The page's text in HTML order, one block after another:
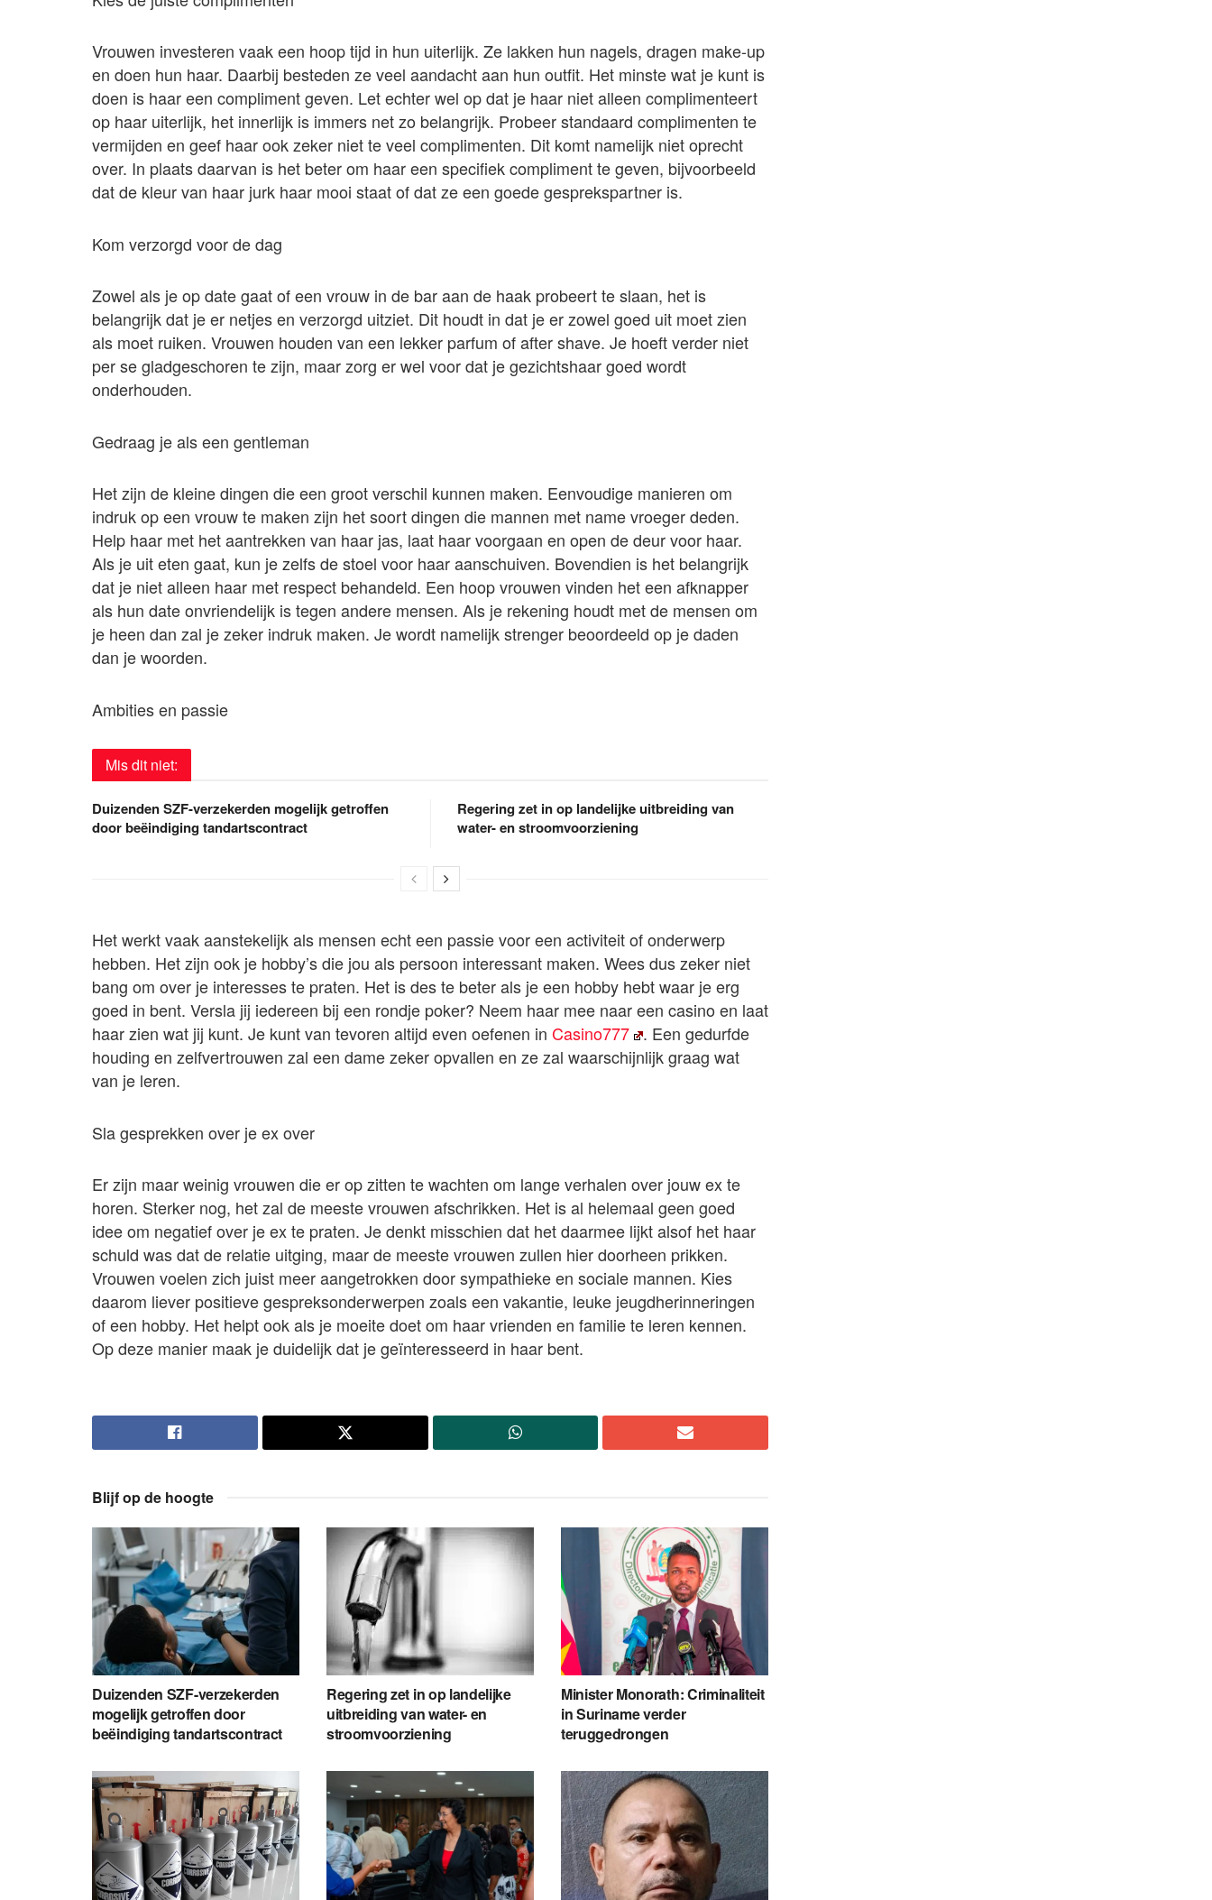
Vrouwen investeren vaak een hoop tijd in hun uiterlijk. Ze lakken hun nagels, dragen make-up
en doen hun haar. Daarbij besteden ze veel aandacht aan hun outfit. Het minste wat je kunt is
doen is haar een compliment geven. Let echter wel op dat je haar niet alleen complimenteert
op haar uiterlijk, het innerlijk is immers net zo belangrijk. Probeer standaard complimenten te
vermijden en geef haar ook zeker niet te veel complimenten. Dit komt namelijk niet oprecht
over. In plaats daarvan is het beter om haar een specifiek compliment te geven, bijvoorbeeld
dat de kleur van haar jurk haar mooi staat of dat ze een goede gesprekspartner is.
Kom verzorgd voor de dag
Zowel als je op date gaat of een vrouw in de bar aan de haak probeert te slaan, het is
belangrijk dat je er netjes en verzorgd uitziet. Dit houdt in dat je er zowel goed uit moet zien
als moet ruiken. Vrouwen houden van een lekker parfum of after shave. Je hoeft verder niet
per se gladgeschoren te zijn, maar zorg er wel voor dat je gezichtshaar goed wordt
onderhouden.
Gedraag je als een gentleman
Het zijn de kleine dingen die een groot verschil kunnen maken. Eenvoudige manieren om
indruk op een vrouw te maken zijn het soort dingen die mannen met name vroeger deden.
Help haar met het aantrekken van haar jas, laat haar voorgaan en open de deur voor haar.
Als je uit eten gaat, kun je zelfs de stoel voor haar aanschuiven. Bovendien is het belangrijk
dat je niet alleen haar met respect behandeld. Een hoop vrouwen vinden het een afknapper
als hun date onvriendelijk is tegen andere mensen. Als je rekening houdt met de mensen om
je heen dan zal je zeker indruk maken. Je wordt namelijk strenger beoordeeld op je daden
dan je woorden.
Ambities en passie
Mis dit niet:
Duizenden SZF-verzekerden mogelijk getroffen
door beëindiging tandartscontract
Regering zet in op landelijke uitbreiding van
water- en stroomvoorziening
Het werkt vaak aanstekelijk als mensen echt een passie voor een activiteit of onderwerp
hebben. Het zijn ook je hobby’s die jou als persoon interessant maken. Wees dus zeker niet
bang om over je interesses te praten. Het is des te beter als je een hobby hebt waar je erg
goed in bent. Versla jij iedereen bij een rondje poker? Neem haar mee naar een casino en laat
haar zien wat jij kunt. Je kunt van tevoren altijd even oefenen in Casino777
. Een gedurfde
houding en zelfvertrouwen zal een dame zeker opvallen en ze zal waarschijnlijk graag wat
van je leren.
Sla gesprekken over je ex over
Er zijn maar weinig vrouwen die er op zitten te wachten om lange verhalen over jouw ex te
horen. Sterker nog, het zal de meeste vrouwen afschrikken. Het is al helemaal geen goed
idee om negatief over je ex te praten. Je denkt misschien dat het daarmee lijkt alsof het haar
schuld was dat de relatie uitging, maar de meeste vrouwen zullen hier doorheen prikken.
Vrouwen voelen zich juist meer aangetrokken door sympathieke en sociale mannen. Kies
daarom liever positieve gespreksonderwerpen zoals een vakantie, leuke jeugdherinneringen
of een hobby. Het helpt ook als je moeite doet om haar vrienden en familie te leren kennen.
Op deze manier maak je duidelijk dat je geïnteresseerd in haar bent.
Blijf op de hoogte
Duizenden SZF-verzekerden
mogelijk getroffen door
beëindiging tandartscontract
Regering zet in op landelijke
uitbreiding van water- en
stroomvoorziening
Minister Monorath: Criminaliteit
in Suriname verder
teruggedrongen